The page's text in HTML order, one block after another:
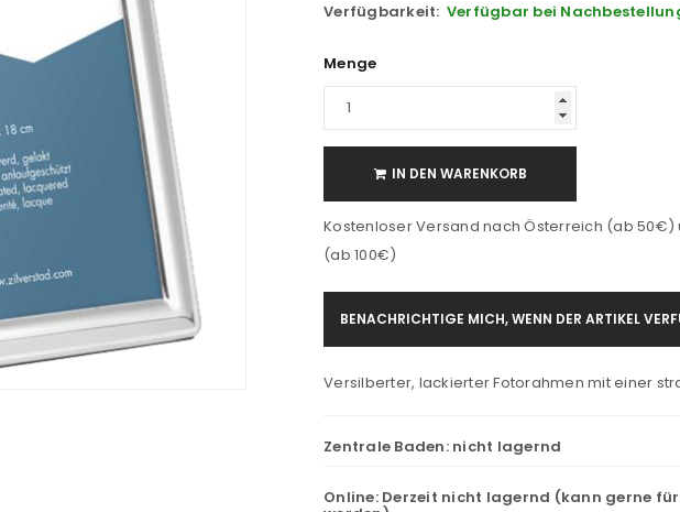
Verfügbarkeit: Verfügbar bei
Menge
IN DEN WARENKORB
Kostenloser Versand nach Österreich (ab 50€)
(ab 100€)
BENACHRICHTIGE MICH, WENN DER ARTIKEL
Versilberter, lackierter Fotorahmen mit einer
Zentrale Baden: nicht lagernd
Online: Derzeit nicht lagernd (kann gerne